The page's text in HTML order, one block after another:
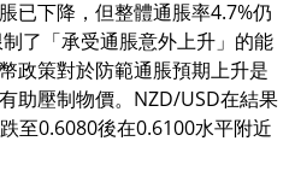
已下降，但整體通脹率4.7%仍
了「承受通脹意外上升」的能
政策對於防範通脹預期上升是
助壓制物價。NZD/USD在結果
至0.6080後在0.6100水平附近